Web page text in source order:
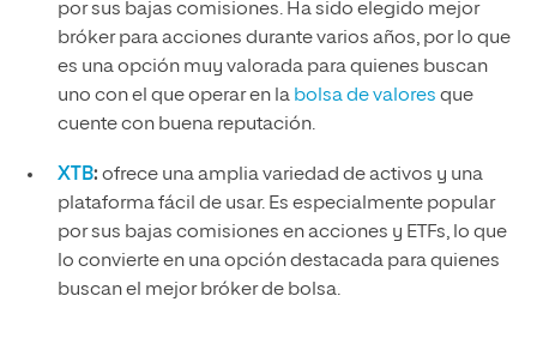
por sus bajas comisiones. Ha sido elegido mejor
bróker para acciones durante varios años, por lo que
es una opción muy valorada para quienes buscan
uno con el que operar en la bolsa de valores que
cuente con buena reputación.
XTB: ofrece una amplia variedad de activos y una
plataforma fácil de usar. Es especialmente popular
por sus bajas comisiones en acciones y ETFs, lo que
lo convierte en una opción destacada para quienes
buscan el mejor bróker de bolsa.